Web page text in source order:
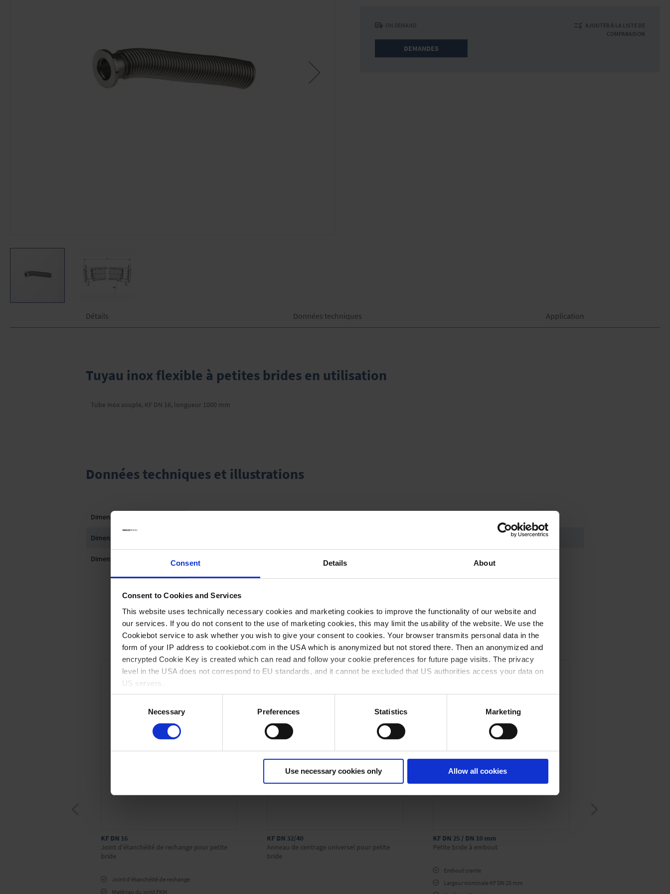
Consent Details About
Consent to Cookies and Services
This website uses technically necessary cookies and marketing cookies to improve the functionality of our website and
our services. If you do not consent to the use of marketing cookies, this may limit the usability of the website. We use the
Cookiebot service to ask whether you wish to give your consent to cookies. Your browser transmits personal data in the
form of your IP address to cookiebot.com in the USA which is anonymized but not stored there. Then an anonymized and
encrypted Cookie Key is created which can read and follow your cookie preferences for future page visits. The privacy
level in the USA does not correspond to EU standards, and it cannot be excluded that US authorities access your data on
US servers.
For more information on cookies and the use of your personal data please visit our data privacy statement.
Necessary Preferences Statistics Marketing
Use necessary cookies only Allow all cookies
the
ON DEMAND
DEMANDES
AJOUTER À LA LISTE DE
COMPARAISON
Détails Données techniques Application
Tuyau inox flexible à petites brides en utilisation
Tube inox souple, KF DN 16, longueur 1000 mm
Données techniques et illustrations
Dimensions A in mm
Dimensions P en mm
Dimensions C in mm
Cela pourrait également vous convenir
KF DN 16
Joint d'étanchéité de rechange pour petite
bride
Joint d'étanchéité de rechange
Matériau du joint FKM
KF DN 32/40
Anneau de centrage universel pour petite
bride
KF DN 25 / DN 10 mm
Petite bride à embout
Embout crante
Largeur nominale KF DN 25 mm